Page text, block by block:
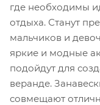
где необходимы
отдыха. Станут
мальчиков и
яркие и модные
подойдут для
веранде.
совмещают